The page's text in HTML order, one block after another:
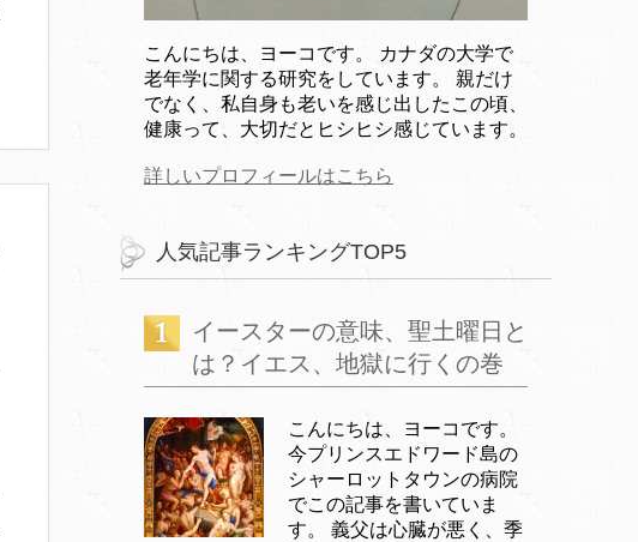
こんにちは、ヨーコです。 カナダの大学で
老年学に関する研究をしています。 親だけ
でなく、私自身も老いを感じ出したこの頃、
健康って、大切だとヒシヒシ感じています。
詳しいプロフィールはこちら
人気記事ランキングTOP5
イースターの意味、聖土曜日と
は？イエス、地獄に行くの巻
こんにちは、ヨーコです。
今プリンスエドワード島の
シャーロットタウンの病院
でこの記事を書いていま
す。 義父は心臓が悪く、季